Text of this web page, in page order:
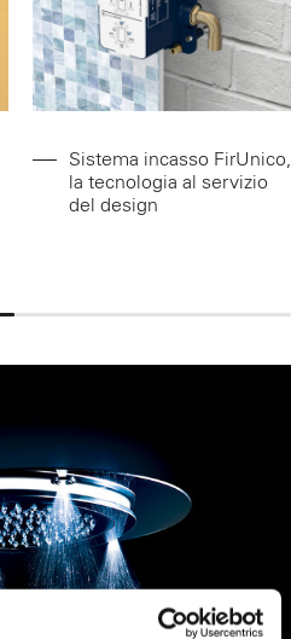
Sistema incasso FirUnico,
la tecnologia al servizio
del design